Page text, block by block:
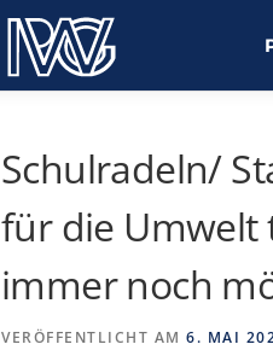
Schulradeln/
für die Umwelt
immer noch
VERÖFFENTLICHT AM 6. MAI